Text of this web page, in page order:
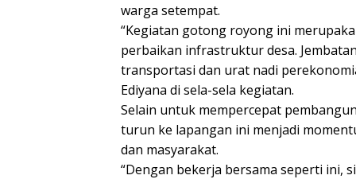
warga setempat.
“Kegiatan gotong royong ini
perbaikan infrastruktur desa.
transportasi dan urat nadi
Ediyana di sela-sela kegiatan.
Selain untuk mempercepat
turun ke lapangan ini menjadi
dan masyarakat.
“Dengan bekerja bersama seperti ini,